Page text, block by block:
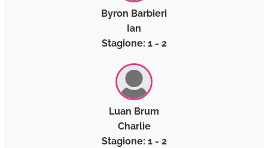
Byron Barbieri
Ian
Stagione: 1 - 2
Luan Brum
Charlie
Stagione: 1 - 2